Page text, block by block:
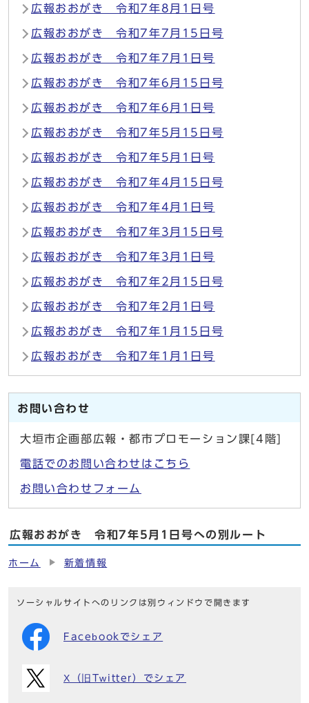
広報おおがき 令和7年8月1日号
広報おおがき 令和7年7月15日号
広報おおがき 令和7年7月1日号
広報おおがき 令和7年6月15日号
広報おおがき 令和7年6月1日号
広報おおがき 令和7年5月15日号
広報おおがき 令和7年5月1日号
広報おおがき 令和7年4月15日号
広報おおがき 令和7年4月1日号
広報おおがき 令和7年3月15日号
広報おおがき 令和7年3月1日号
広報おおがき 令和7年2月15日号
広報おおがき 令和7年2月1日号
広報おおがき 令和7年1月15日号
広報おおがき 令和7年1月1日号
お問い合わせ
大垣市企画部広報・都市プロモーション課[4階]
電話でのお問い合わせはこちら
お問い合わせフォーム
広報おおがき 令和7年5月1日号への別ルート
ホーム 新着情報
ソーシャルサイトへのリンクは別ウィンドウで開きます
Facebookでシェア
X（旧Twitter）でシェア